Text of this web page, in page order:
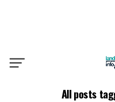
All posts